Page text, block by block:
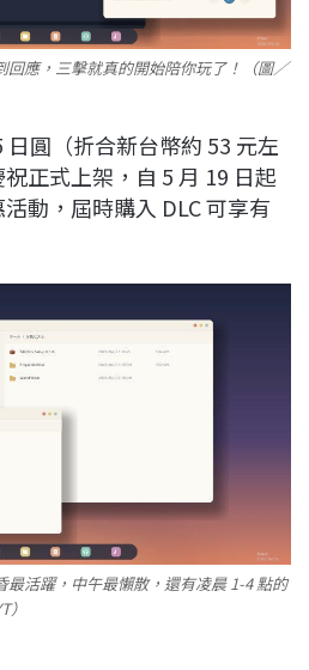
回應，三擊就真的開始陪你玩了！（圖／
圓（折合新台幣約 53 元左
正式上架，自 5 月 19 日起
動，屆時購入 DLC 可享有
最活躍，中午最懶散，還有凌晨 1-4 點的